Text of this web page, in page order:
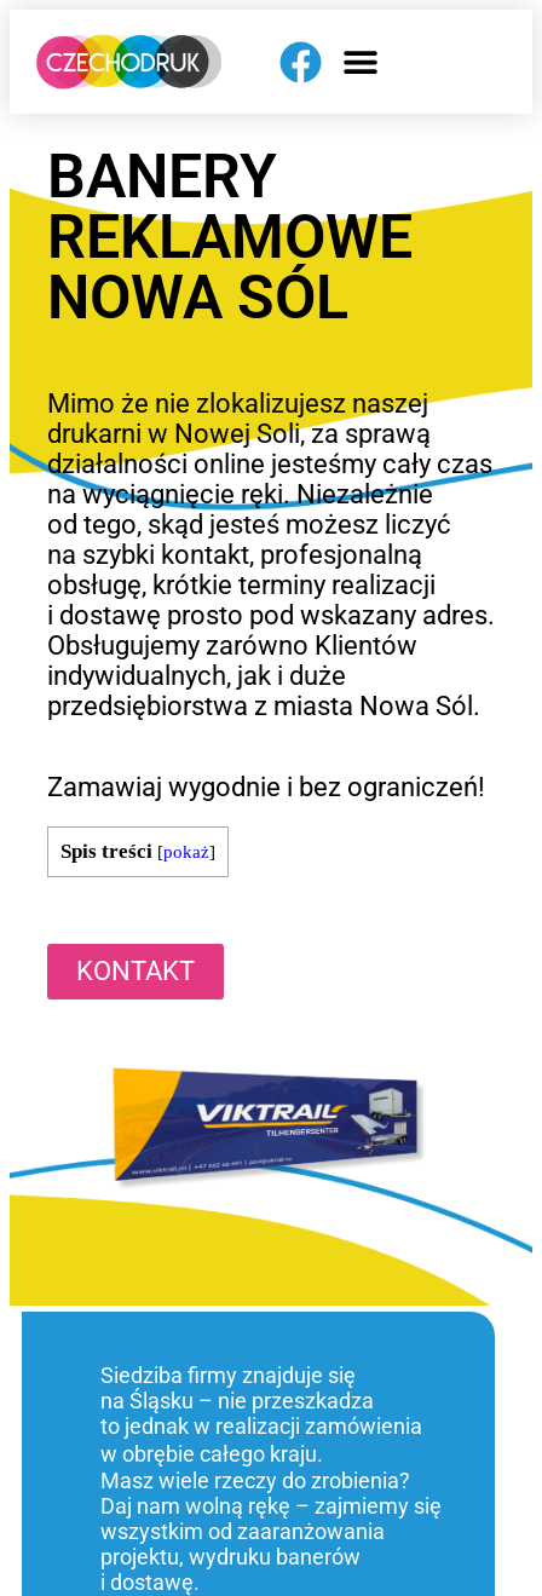
BANERY
REKLAMOWE
NOWA SÓL
Mimo że nie zlokalizujesz naszej
drukarni w Nowej Soli, za sprawą
działalności online jesteśmy cały czas
na wyciągnięcie ręki. Niezależnie
od tego, skąd jesteś możesz liczyć
na szybki kontakt, profesjonalną
obsługę, krótkie terminy realizacji
i dostawę prosto pod wskazany adres.
Obsługujemy zarówno Klientów
indywidualnych, jak i duże
przedsiębiorstwa z miasta Nowa Sól.
Zamawiaj wygodnie i bez ograniczeń!
Spis treści [pokaż]
KONTAKT
Siedziba firmy znajduje się
na Śląsku – nie przeszkadza
to jednak w realizacji zamówienia
w obrębie całego kraju.
Masz wiele rzeczy do zrobienia?
Daj nam wolną rękę – zajmiemy się
wszystkim od zaaranżowania
projektu, wydruku banerów
i dostawę.